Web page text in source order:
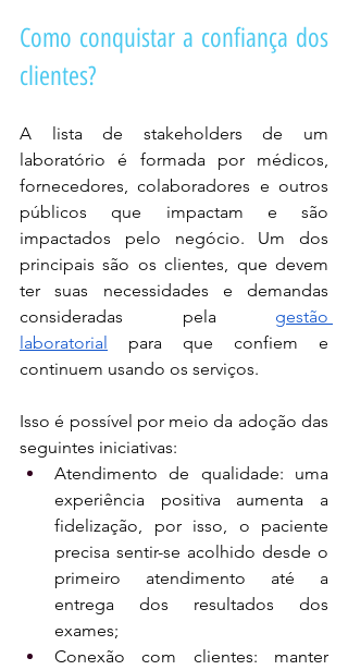
Como conquistar a confiança dos
clientes?
A lista de stakeholders de um
laboratório é formada por médicos,
fornecedores, colaboradores e outros
públicos que impactam e são
impactados pelo negócio. Um dos
principais são os clientes, que devem
ter suas necessidades e demandas
consideradas pela gestão
laboratorial para que confiem e
continuem usando os serviços.
Isso é possível por meio da adoção das
seguintes iniciativas:
Atendimento de qualidade: uma
experiência positiva aumenta a
fidelização, por isso, o paciente
precisa sentir-se acolhido desde o
primeiro atendimento até a
entrega dos resultados dos
exames;
Conexão com clientes: manter